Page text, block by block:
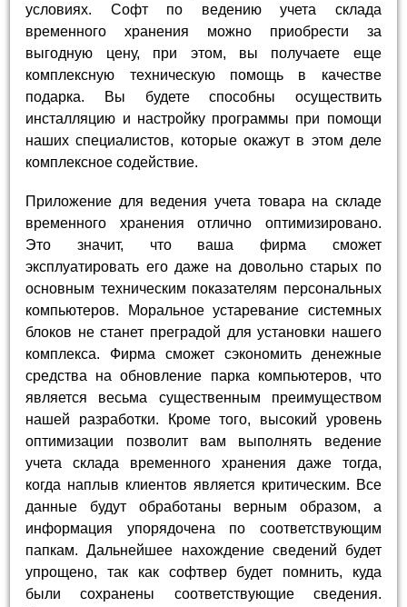
условиях. Софт по ведению учета склада
временного хранения можно приобрести за
выгодную цену, при этом, вы получаете еще
комплексную техническую помощь в качестве
подарка. Вы будете способны осуществить
инсталляцию и настройку программы при помощи
наших специалистов, которые окажут в этом деле
комплексное содействие.
Приложение для ведения учета товара на складе
временного хранения отлично оптимизировано.
Это значит, что ваша фирма сможет
эксплуатировать его даже на довольно старых по
основным техническим показателям персональных
компьютеров. Моральное устаревание системных
блоков не станет преградой для установки нашего
комплекса. Фирма сможет сэкономить денежные
средства на обновление парка компьютеров, что
является весьма существенным преимуществом
нашей разработки. Кроме того, высокий уровень
оптимизации позволит вам выполнять ведение
учета склада временного хранения даже тогда,
когда наплыв клиентов является критическим. Все
данные будут обработаны верным образом, а
информация упорядочена по соответствующим
папкам. Дальнейшее нахождение сведений будет
упрощено, так как софтвер будет помнить, куда
были сохранены соответствующие сведения.